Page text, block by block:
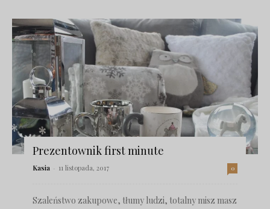
Prezentownik first minute
Kasia - 11 listopada, 2017 0
Szaleństwo zakupowe, tłumy ludzi, totalny misz masz